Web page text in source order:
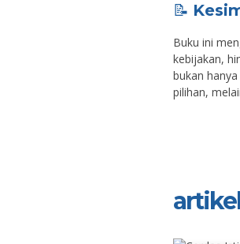
📝
Buku ini
kebijakan,
bukan
pilihan,